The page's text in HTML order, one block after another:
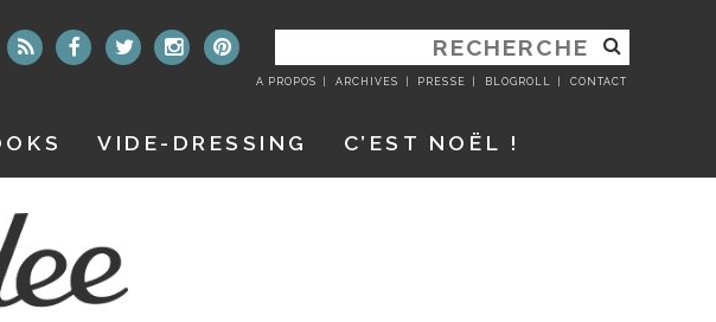
RECHERCHER
:
A PROPOS ARCHIVES PRESSE BLOGROLL CONTACT
VIDE-DRESSING C’EST NOËL !